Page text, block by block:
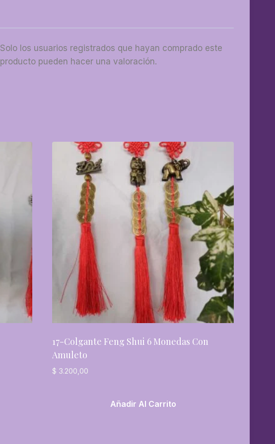
Solo los usuarios registrados que hayan comprado este
producto pueden hacer una valoración.
17-Colgante Feng Shui 6 Monedas Con
Amuleto
$ 3.200,00
Añadir Al Carrito